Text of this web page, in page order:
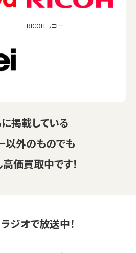
RICOH リコー
に掲載している
以外のものでも
価買取中です！
ジオで放送中！